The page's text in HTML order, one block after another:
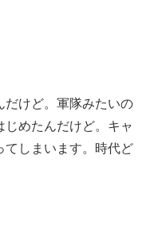
だけど。軍隊みたいの
めたんだけど。キャ
てしまいます。時代ど